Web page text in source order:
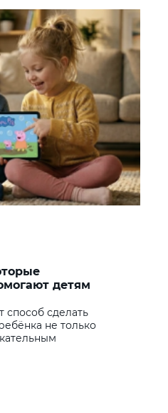
детям
способ сделать
не только